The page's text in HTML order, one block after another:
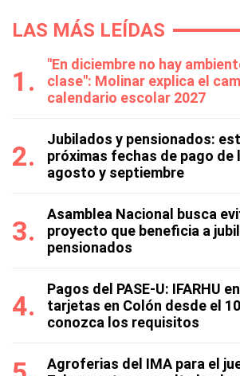
LAS MÁS LEÍDAS
"En diciembre no hay
clase": Molinar explica el
calendario escolar 2027
Jubilados y pensionados:
próximas fechas de pago de
agosto y septiembre
Asamblea Nacional busca
proyecto que beneficia a
pensionados
Pagos del PASE-U: IFARHU
tarjetas en Colón desde el
conozca los requisitos
Agroferias del IMA para el